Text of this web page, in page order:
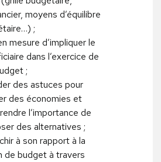
moyens d’équilibre
;
mesure d’impliquer le
dans l’exercice de
;
des astuces pour
des économies et
l’importance de
des alternatives ;
à son rapport à la
de budget à travers